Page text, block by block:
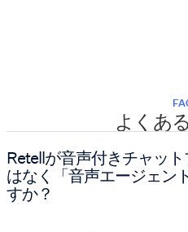
よくあ
Retellが音声付きチャッ
はなく「音声エージェン
すか？